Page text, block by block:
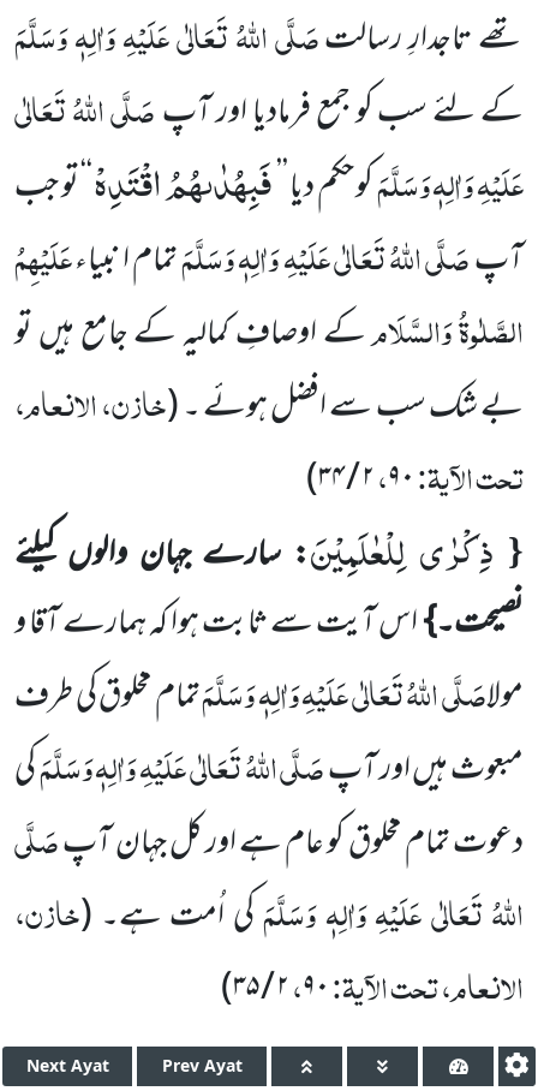
تھے تاجدارِ رسالتصَلَّی اللہُ تَعَالٰی عَلَیْہِ وَاٰلِہٖ وَسَلَّمَ
کے لئے سب کو جمع فرمادیا اور آپصَلَّی اللہُ تَعَالٰی
عَلَیْہِ وَاٰلِہٖ وَسَلَّمَکو حکم دیا ’’فَبِهُدٰىهُمُ اقْتَدِهْ‘‘ تو جب
آپصَلَّی اللہُ تَعَالٰی عَلَیْہِ وَاٰلِہٖ وَسَلَّمَتمام ا نبیاءعَلَیْہِمُ
الصَّلٰوۃُ وَالسَّلَامکے اوصافِ کمالیہ کے جامع ہیں تو
بے شک سب سے افضل ہوئے ۔ (خازن، الانعام،
تحت الآیۃ:۹۰،۲ / ۳۴)
{ ذِكْرٰى لِلْعٰلَمِیْنَ: سارے جہان والوں کیلئے
نصیحت۔}اس آیت سے ثابت ہوا کہ ہمارے آقا و
مولاصَلَّی اللہُ تَعَالٰی عَلَیْہِ وَاٰلِہٖ وَسَلَّمَتمام مخلوق کی طرف
مبعوث ہیں اور آپصَلَّی اللہُ تَعَالٰی عَلَیْہِ وَاٰلِہٖ وَسَلَّمَکی
دعوت تمام مخلوق کو عام ہے اور کل جہان آپصَلَّی
اللہُ تَعَالٰی عَلَیْہِ وَاٰلِہٖ وَسَلَّمَکی اُمت ہے۔ (خازن،
الانعام، تحت الآیۃ:۹۰،۲ / ۳۵ )
Next Ayat Prev Ayat